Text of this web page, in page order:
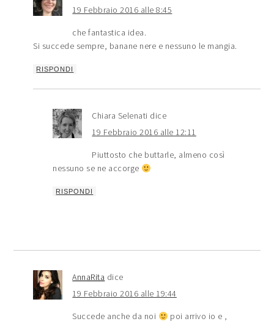
19 Febbraio 2016 alle 8:45
che fantastica idea.
Si succede sempre, banane nere e nessuno le mangia.
RISPONDI
Chiara Selenati dice
19 Febbraio 2016 alle 12:11
Piuttosto che buttarle, almeno così
nessuno se ne accorge
RISPONDI
AnnaRita dice
19 Febbraio 2016 alle 19:44
Succede anche da noi
poi arrivo io e ,